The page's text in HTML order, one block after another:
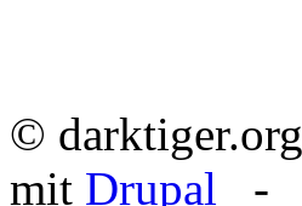
© darktiger.org
mit Drupal -